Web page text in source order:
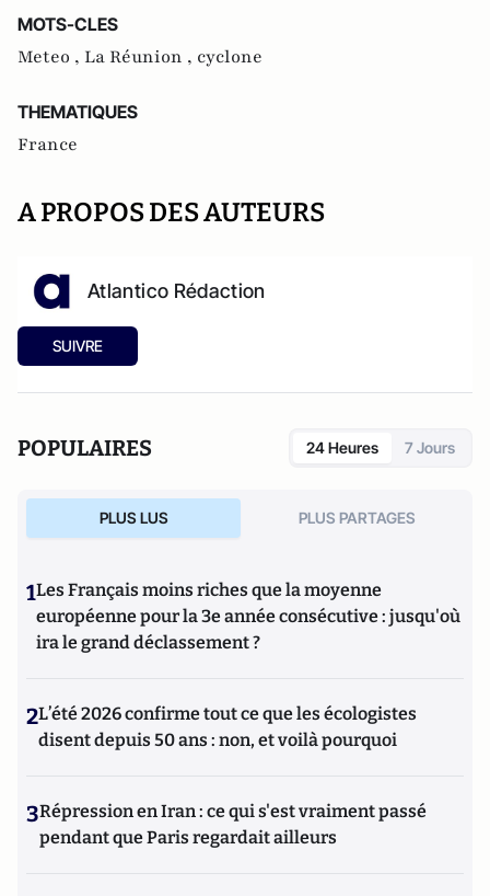
MOTS-CLES
Meteo , La Réunion , cyclone
THEMATIQUES
France
A PROPOS DES AUTEURS
Atlantico Rédaction
SUIVRE
POPULAIRES 24 Heures 7 Jours
PLUS LUS PLUS PARTAGES
1Les Français moins riches que la moyenne
européenne pour la 3e année consécutive : jusqu'où
ira le grand déclassement ?
2L’été 2026 confirme tout ce que les écologistes
disent depuis 50 ans : non, et voilà pourquoi
3Répression en Iran : ce qui s'est vraiment passé
pendant que Paris regardait ailleurs